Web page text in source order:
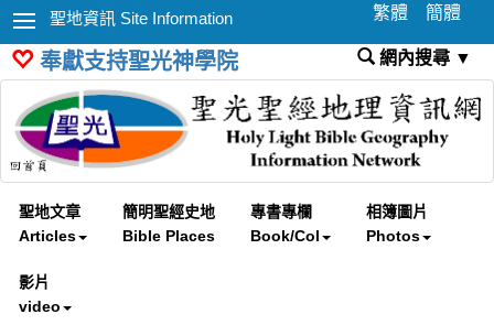
聖地資訊 Site Information 繁體 簡體
奉獻支持聖光神學院 網內搜尋 ▼
聖地文章
Articles
簡明聖經史地
Bible Places
專書專欄
Book/Col
相簿圖片
Photos
影片
video